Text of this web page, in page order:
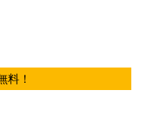
料！